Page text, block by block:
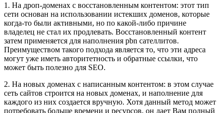
1. На дроп-доменах с восстановленным контентом: этот тип
сети основан на использовании истекших доменов, которые
когда-то были активными, но по какой-либо причине
владелец не стал их продлевать. Восстановленный контент
затем применяется для наполнения pbn сателлитов.
Преимуществом такого подхода является то, что эти адреса
могут уже иметь авторитетность и обратные ссылки, что
может быть полезно для SEO.
2. На новых доменах с написанным контентом: в этом случае
сеть сайтов строится на новых доменах, и наполнение для
каждого из них создается вручную. Хотя данный метод может
потребовать больше времени и ресурсов, он дает Вам полный